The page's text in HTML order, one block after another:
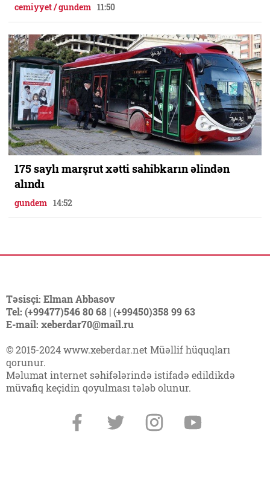
cemiyyet / gundem 11:50
175 saylı marşrut xətti sahibkarın əlindən
alındı
gundem 14:52
Təsisçi: Elman Abbasov
Tel: (+99477)546 80 68 | (+99450)358 99 63
E-mail: xeberdar70@mail.ru
© 2015-2024 www.xeberdar.net Müəllif hüquqları
qorunur.
Məlumat internet səhifələrində istifadə edildikdə
müvafiq keçidin qoyulması tələb olunur.